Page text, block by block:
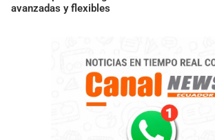
avanzadas y flexibles